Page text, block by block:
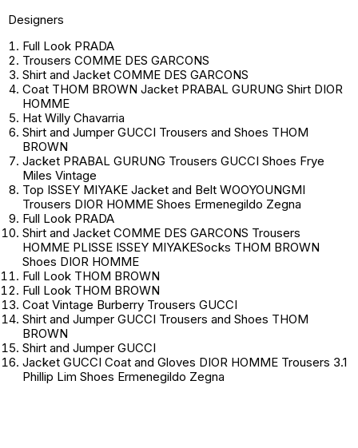
Designers
Full Look PRADA
Trousers COMME DES GARCONS
Shirt and Jacket COMME DES GARCONS
Coat THOM BROWN Jacket PRABAL GURUNG Shirt DIOR
HOMME
Hat Willy Chavarria
Shirt and Jumper GUCCI Trousers and Shoes THOM
BROWN
Jacket PRABAL GURUNG Trousers GUCCI Shoes Frye
Miles Vintage
Top ISSEY MIYAKE Jacket and Belt WOOYOUNGMI
Trousers DIOR HOMME Shoes Ermenegildo Zegna
Full Look PRADA
Shirt and Jacket COMME DES GARCONS Trousers
HOMME PLISSE ISSEY MIYAKESocks THOM BROWN
Shoes DIOR HOMME
Full Look THOM BROWN
Full Look THOM BROWN
Coat Vintage Burberry Trousers GUCCI
Shirt and Jumper GUCCI Trousers and Shoes THOM
BROWN
Shirt and Jumper GUCCI
Jacket GUCCI Coat and Gloves DIOR HOMME Trousers 3.1
Phillip Lim Shoes Ermenegildo Zegna